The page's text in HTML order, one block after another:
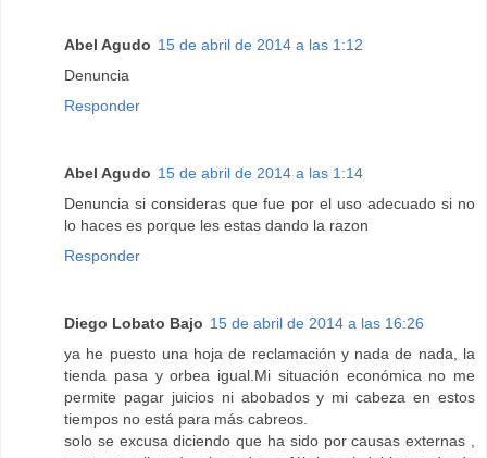
Abel Agudo 15 de abril de 2014 a las 1:12
Denuncia
Responder
Abel Agudo 15 de abril de 2014 a las 1:14
Denuncia si consideras que fue por el uso adecuado si no
lo haces es porque les estas dando la razon
Responder
Diego Lobato Bajo 15 de abril de 2014 a las 16:26
ya he puesto una hoja de reclamación y nada de nada, la
tienda pasa y orbea igual.Mi situación económica no me
permite pagar juicios ni abobados y mi cabeza en estos
tiempos no está para más cabreos.
solo se excusa diciendo que ha sido por causas externas ,